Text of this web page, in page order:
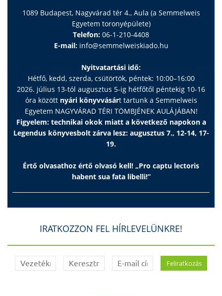
1089 Budapest, Nagyvárad tér 4., Aula (a Semmelweis
Egyetem toronyépülete)
Telefon: 06-1-210-4408
E-mail: info@semmelweiskiado.hu
Nyitvatartási idő:
Hétfő, kedd, szerda, csütörtök, péntek: 10:00–16:00
2026. július 13-tól augusztus 5-ig hétfőtől péntekig 10-16
óra között nyári könyvvásárt tartunk a Semmelweis
Egyetem NAGYVÁRAD TÉRI TÖMBJÉNEK AULÁJÁBAN!
Figyelem: technikai okok miatt a következő napokon a
Legendus könyvesbolt zárva lesz: augusztus 7., 12-14, 17-
19.
Értő olvasathoz értő olvasó kell! „Pro captu lectoris
habent sua fata libelli!”
IRATKOZZON FEL HÍRLEVELÜNKRE!